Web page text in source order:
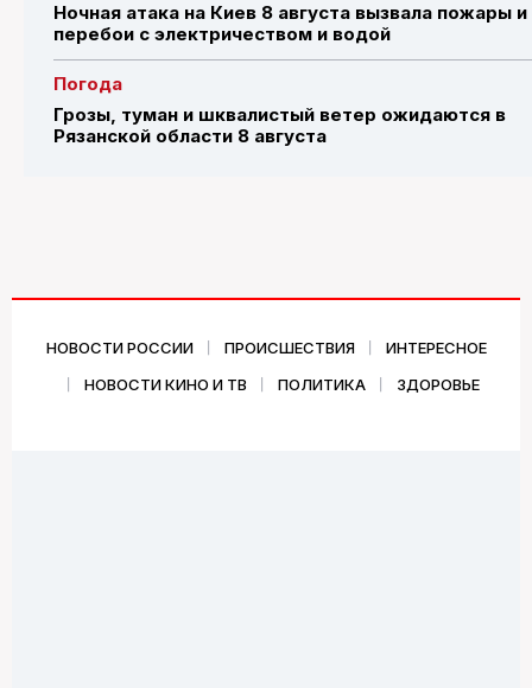
Ночная атака на Киев 8 августа вызвала пожары и
перебои с электричеством и водой
Погода
Грозы, туман и шквалистый ветер ожидаются в
Рязанской области 8 августа
НОВОСТИ РОССИИ ПРОИСШЕСТВИЯ
ИНТЕРЕСНОЕ
НОВОСТИ КИНО И ТВ
ПОЛИТИКА ЗДОРОВЬЕ